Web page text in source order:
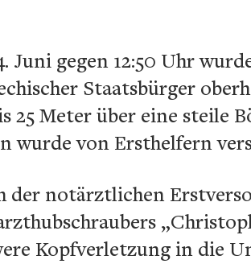
Juni gegen 12:50 Uhr
Staatsbürger
25 Meter über eine steile
wurde von Ersthelfern
der notärztlichen
Kopfverletzung in die